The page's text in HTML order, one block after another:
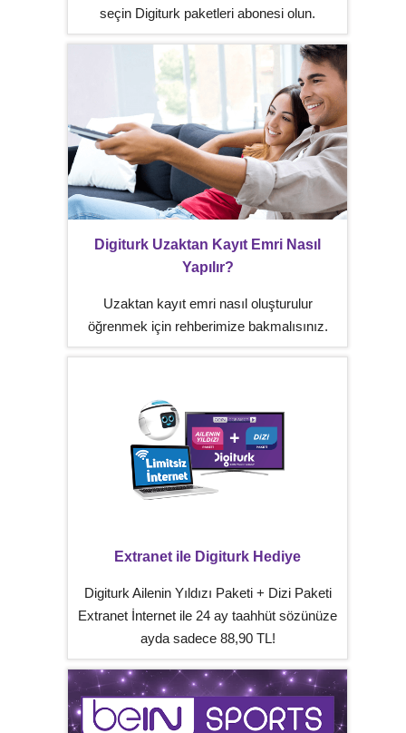
seçin Digiturk paketleri abonesi olun.
Digiturk Uzaktan Kayıt Emri Nasıl
Yapılır?
Uzaktan kayıt emri nasıl oluşturulur
öğrenmek için rehberimize bakmalısınız.
Extranet ile Digiturk Hediye
Digiturk Ailenin Yıldızı Paketi + Dizi Paketi
Extranet İnternet ile 24 ay taahhüt sözünüze
ayda sadece 88,90 TL!